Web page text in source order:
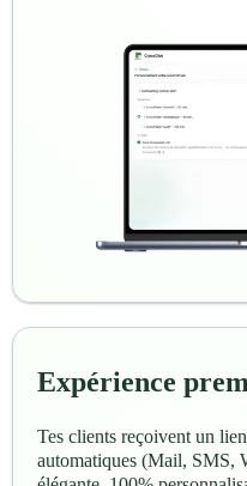
Expérience
Tes clients reçoivent un
automatiques (Mail, SMS,